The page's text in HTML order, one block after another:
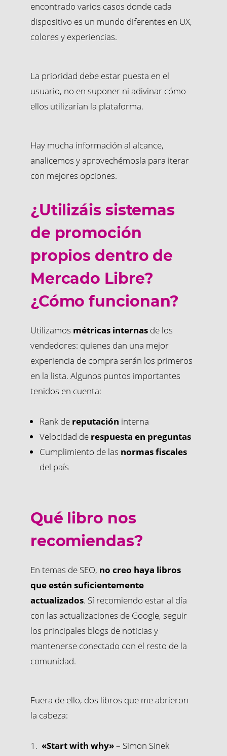
encontrado varios casos donde cada
dispositivo es un mundo diferentes en UX,
colores y experiencias.
La prioridad debe estar puesta en el
usuario, no en suponer ni adivinar cómo
ellos utilizarían la plataforma.
Hay mucha información al alcance,
analicemos y aprovechémosla para iterar
con mejores opciones.
¿Utilizáis sistemas
de promoción
propios dentro de
Mercado Libre?
¿Cómo funcionan?
Utilizamos métricas internasde los
vendedores: quienes dan una mejor
experiencia de compra serán los primeros
en la lista. Algunos puntos importantes
tenidos en cuenta:
Rank de reputación interna
Velocidad de respuesta en preguntas
Cumplimiento de las normas fiscales
del país
Qué libro nos
recomiendas?
En temas de SEO, no creo haya libros
que estén suficientemente
actualizados. Sí recomiendo estar al día
con las actualizaciones de Google, seguir
los principales blogs de noticias y
mantenerse conectado con el resto de la
comunidad.
Fuera de ello, dos libros que me abrieron
la cabeza:
«Start with why»– Simon Sinek